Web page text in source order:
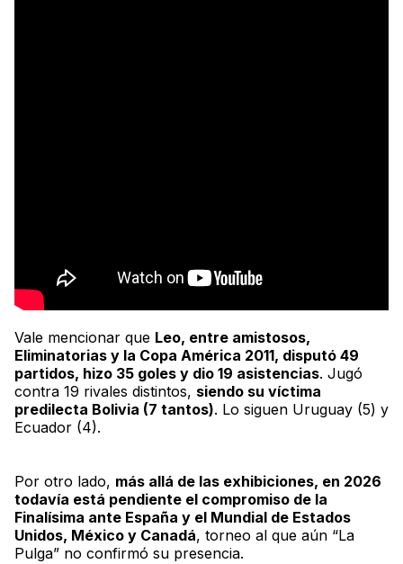
Vale mencionar que Leo, entre amistosos,
Eliminatorias y la Copa América 2011, disputó 49
partidos, hizo 35 goles y dio 19 asistencias. Jugó
contra 19 rivales distintos, siendo su víctima
predilecta Bolivia (7 tantos). Lo siguen Uruguay (5) y
Ecuador (4).
Por otro lado, más allá de las exhibiciones, en 2026
todavía está pendiente el compromiso de la
Finalísima ante España y el Mundial de Estados
Unidos, México y Canadá, torneo al que aún “La
Pulga” no confirmó su presencia.